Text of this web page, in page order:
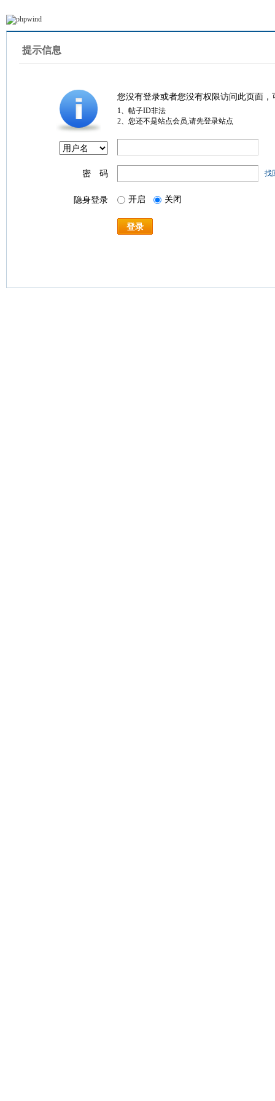
提示信息
您没有登录或者您没有权限访问此页面
1、帖子ID非法
2、您还不是站点会员,请先登录站点
密 码 找
隐身登录 开启 关闭
登录